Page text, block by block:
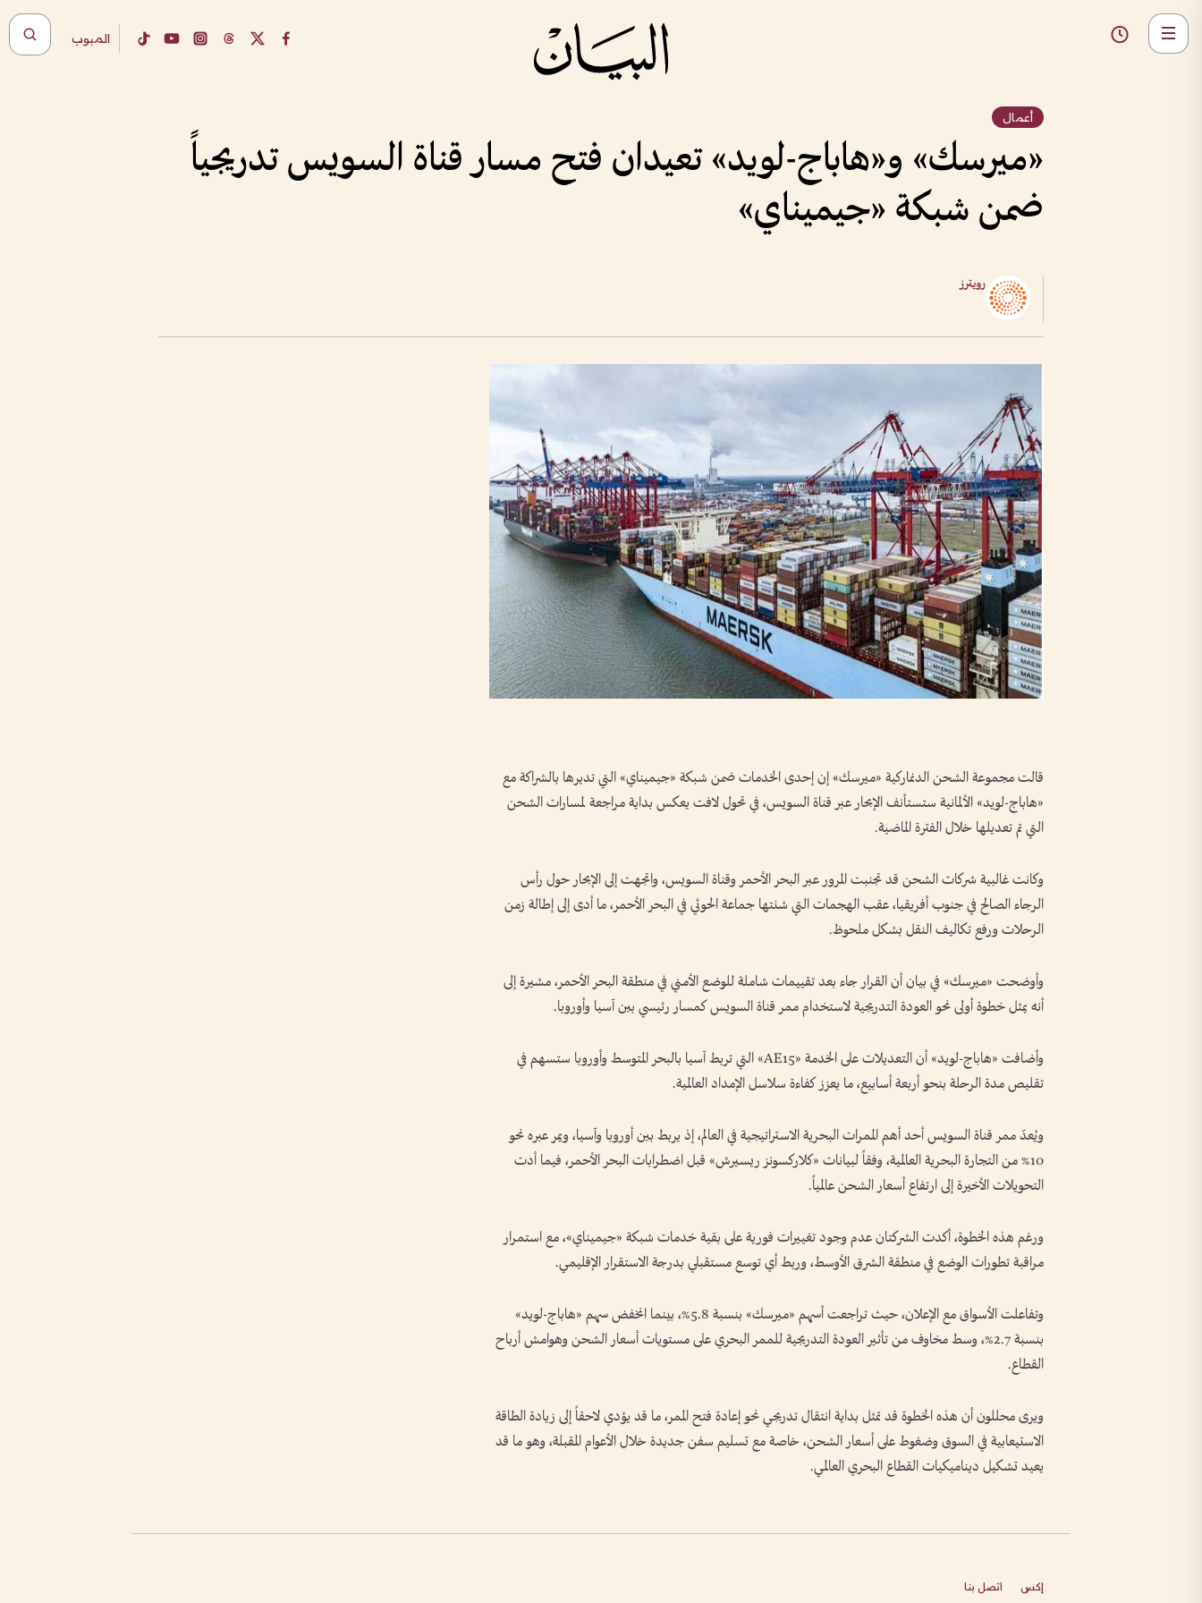
المبوب
أعمال
«ميرسك» و«هاباج-لويد» تعيدان فتح مسار قناة السويس تدريجياً
ضمن شبكة «جيميناي»
رويترز
قالت مجموعة الشحن الدنماركية «ميرسك» إن إحدى الخدمات ضمن شبكة «جيميناي» التي تديرها بالشراكة مع
«هاباج-لويد» الألمانية ستستأنف الإبحار عبر قناة السويس، في تحول لافت يعكس بداية مراجعة لمسارات الشحن
التي تم تعديلها خلال الفترة الماضية.
وكانت غالبية شركات الشحن قد تجنبت المرور عبر البحر الأحمر وقناة السويس، واتجهت إلى الإبحار حول رأس
الرجاء الصالح في جنوب أفريقيا، عقب الهجمات التي شنتها جماعة الحوثي في البحر الأحمر، ما أدى إلى إطالة زمن
الرحلات ورفع تكاليف النقل بشكل ملحوظ.
وأوضحت «ميرسك» في بيان أن القرار جاء بعد تقييمات شاملة للوضع الأمني في منطقة البحر الأحمر، مشيرة إلى
أنه يمثل خطوة أولى نحو العودة التدريجية لاستخدام ممر قناة السويس كمسار رئيسي بين آسيا وأوروبا.
وأضافت «هاباج-لويد» أن التعديلات على الخدمة «AE15» التي تربط آسيا بالبحر المتوسط وأوروبا ستسهم في
تقليص مدة الرحلة بنحو أربعة أسابيع، ما يعزز كفاءة سلاسل الإمداد العالمية.
ويُعدّ ممر قناة السويس أحد أهم الممرات البحرية الاستراتيجية في العالم، إذ يربط بين أوروبا وآسيا، ويمر عبره نحو
10% من التجارة البحرية العالمية، وفقاً لبيانات «كلاركسونز ريسيرش» قبل اضطرابات البحر الأحمر، فيما أدت
التحويلات الأخيرة إلى ارتفاع أسعار الشحن عالمياً.
ورغم هذه الخطوة، أكدت الشركتان عدم وجود تغييرات فورية على بقية خدمات شبكة «جيميناي»، مع استمرار
مراقبة تطورات الوضع في منطقة الشرق الأوسط، وربط أي توسع مستقبلي بدرجة الاستقرار الإقليمي.
وتفاعلت الأسواق مع الإعلان، حيث تراجعت أسهم «ميرسك» بنسبة 5.8%، بينما انخفض سهم «هاباج-لويد»
بنسبة 2.7%، وسط مخاوف من تأثير العودة التدريجية للممر البحري على مستويات أسعار الشحن وهوامش أرباح
القطاع.
ويرى محللون أن هذه الخطوة قد تمثل بداية انتقال تدريجي نحو إعادة فتح الممر، ما قد يؤدي لاحقاً إلى زيادة الطاقة
الاستيعابية في السوق وضغوط على أسعار الشحن، خاصة مع تسليم سفن جديدة خلال الأعوام المقبلة، وهو ما قد
يعيد تشكيل ديناميكيات القطاع البحري العالمي.
إكس اتصل بنا